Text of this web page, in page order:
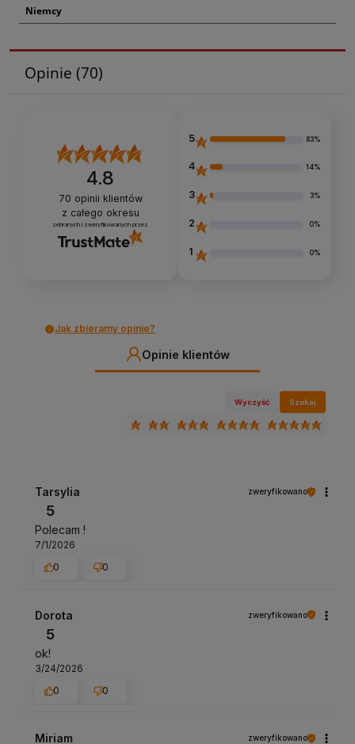
Niemcy
Opinie (70)
4.8
70 opinii klientów
z całego okresu
zebranych i zweryfikowanych przez
5 83%
4 14%
3 3%
2 0%
1 0%
Jak zbieramy opinie?
Opinie klientów
Wyczyść Szukaj
Tarsylia zweryfikowano
5
Polecam !
7/1/2026
0
0
Dorota zweryfikowano
5
ok!
3/24/2026
0
0
Miriam zweryfikowano